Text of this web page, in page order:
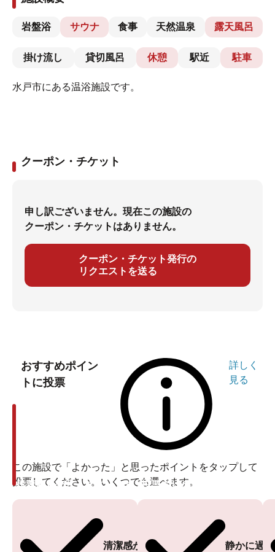
岩盤浴 サウナ 食事 天然温泉 露天風呂
掛け流し 貸切風呂 休憩 駅近 駐車
水戸市にある温浴施設です。
クーポン・チケット
申し訳ございません。現在この施設の
クーポン・チケットはありません。
クーポン・チケット発行の
リクエストを送る
おすすめポイン
トに投票
詳しく
見る
この施設で「よかった」と思ったポイントをタップして
投票してください。いくつでも選べます。
清潔感がある
投票ありがとうございます
静かに過
投票ありがとうございます